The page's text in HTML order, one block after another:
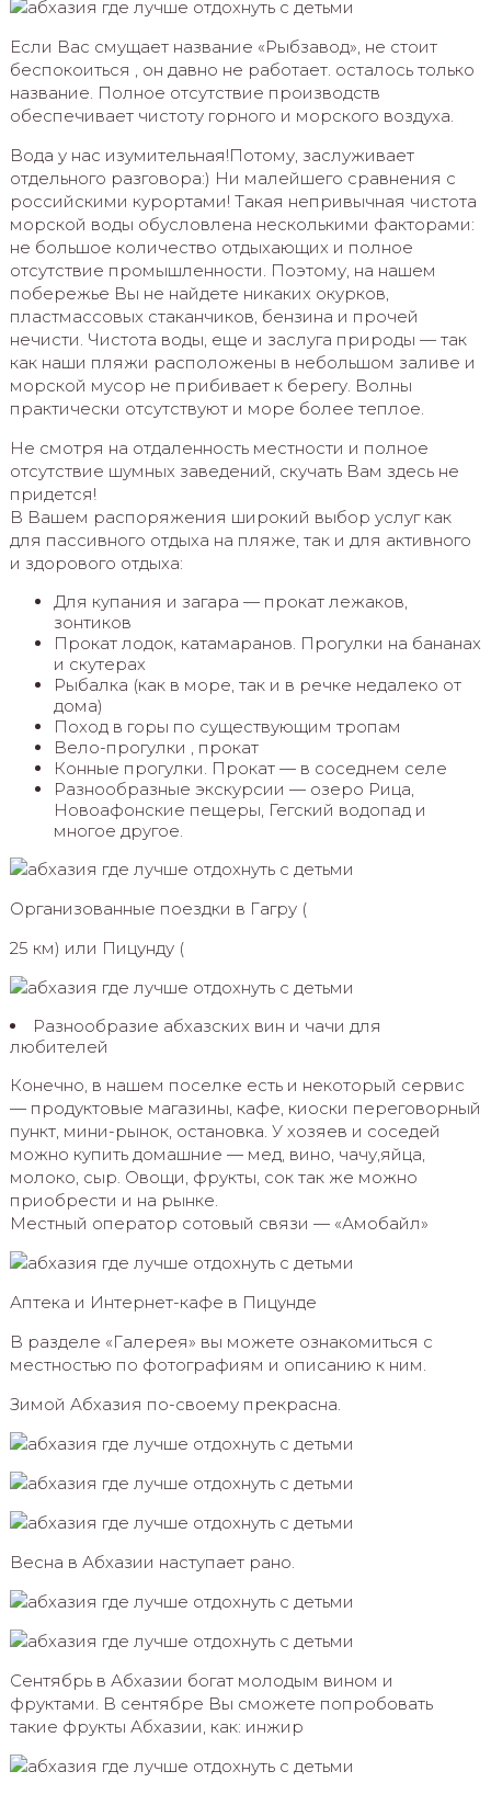
Если Вас смущает название «Рыбзавод», не стоит
беспокоиться , он давно не работает. осталось только
название. Полное отсутствие производств
обеспечивает чистоту горного и морского воздуха.
Вода у нас изумительная!Потому, заслуживает
отдельного разговора:) Ни малейшего сравнения с
российскими курортами! Такая непривычная чистота
морской воды обусловлена несколькими факторами:
не большое количество отдыхающих и полное
отсутствие промышленности. Поэтому, на нашем
побережье Вы не найдете никаких окурков,
пластмассовых стаканчиков, бензина и прочей
нечисти. Чистота воды, еще и заслуга природы — так
как наши пляжи расположены в небольшом заливе и
морской мусор не прибивает к берегу. Волны
практически отсутствуют и море более теплое.
Не смотря на отдаленность местности и полное
отсутствие шумных заведений, скучать Вам здесь не
придется!
В Вашем распоряжения широкий выбор услуг как
для пассивного отдыха на пляже, так и для активного
и здорового отдыха:
Для купания и загара — прокат лежаков,
зонтиков
Прокат лодок, катамаранов. Прогулки на бананах
и скутерах
Рыбалка (как в море, так и в речке недалеко от
дома)
Поход в горы по существующим тропам
Вело-прогулки , прокат
Конные прогулки. Прокат — в соседнем селе
Разнообразные экскурсии — озеро Рица,
Новоафонские пещеры, Гегский водопад и
многое другое.
Организованные поездки в Гагру (
25 км) или Пицунду (
Разнообразие абхазских вин и чачи для
любителей
Конечно, в нашем поселке есть и некоторый сервис
— продуктовые магазины, кафе, киоски переговорный
пункт, мини-рынок, остановка. У хозяев и соседей
можно купить домашние — мед, вино, чачу,яйца,
молоко, сыр. Овощи, фрукты, сок так же можно
приобрести и на рынке.
Местный оператор сотовый связи — «Амобайл»
Аптека и Интернет-кафе в Пицунде
В разделе «Галерея» вы можете ознакомиться с
местностью по фотографиям и описанию к ним.
Зимой Абхазия по-своему прекрасна.
Весна в Абхазии наступает рано.
Сентябрь в Абхазии богат молодым вином и
фруктами. В сентябре Вы сможете попробовать
такие фрукты Абхазии, как: инжир